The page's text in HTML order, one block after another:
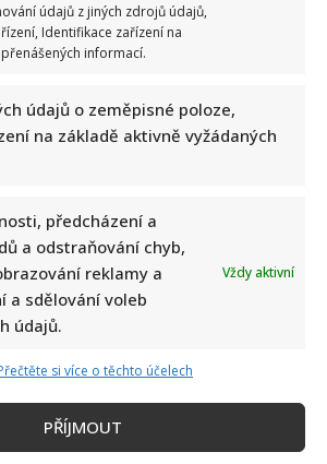
údajů z jiných zdrojů údajů,
Identifikace zařízení na
informací.
údajů o zeměpisné poloze,
na základě aktivně vyžádaných
předcházení a
a odstraňování chyb,
reklamy a
a sdělování voleb
údajů.
Vždy aktivní
si více o těchto účelech
PŘÍJMOUT
češtiny: 10 výrazů z počátku 20. století
palbou kritiky: Mračková Vildumetzová
při řízení a ptá se, zda je to v pořádku